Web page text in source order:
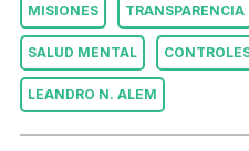
MISIONES TRANSPARENCIA
SALUD MENTAL
LEANDRO N. ALEM